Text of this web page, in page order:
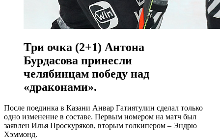
Три очка (2+1) Антона
Бурдасова принесли
челябинцам победу над
«драконами».
После поединка в Казани Анвар Гатиятулин сделал только
одно изменение в составе. Первым номером на матч был
заявлен Илья Проскуряков, вторым голкипером – Эндрю
Хэммонд.